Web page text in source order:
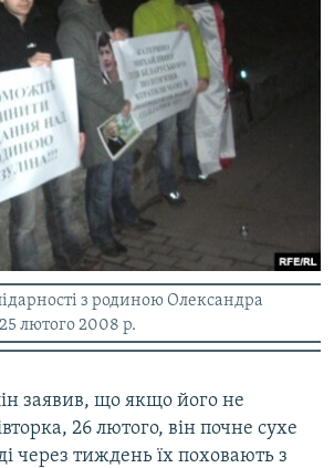
з родиною Олександра
лютого 2008 р.
заявив, що якщо його не
26 лютого, він почне сухе
через тиждень їх поховають з